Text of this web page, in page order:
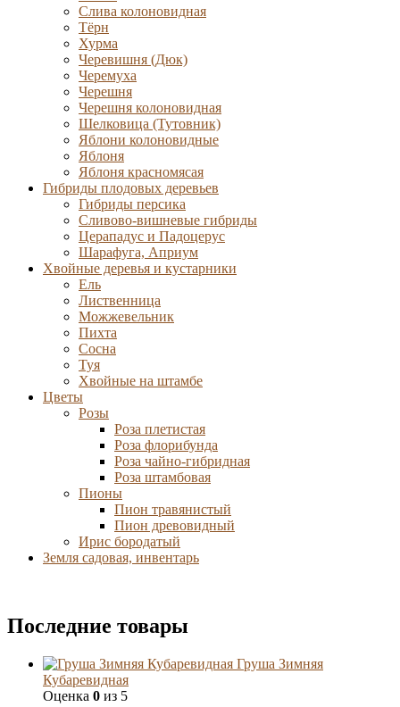
Слива колоновидная
Тёрн
Хурма
Черевишня (Дюк)
Черемуха
Черешня
Черешня колоновидная
Шелковица (Тутовник)
Яблони колоновидные
Яблоня
Яблоня красномясая
Гибриды плодовых деревьев
Гибриды персика
Сливово-вишневые гибриды
Церападус и Падоцерус
Шарафуга, Априум
Хвойные деревья и кустарники
Ель
Лиственница
Можжевельник
Пихта
Сосна
Туя
Хвойные на штамбе
Цветы
Розы
Роза плетистая
Роза флорибунда
Роза чайно-гибридная
Роза штамбовая
Пионы
Пион травянистый
Пион древовидный
Ирис бородатый
Земля садовая, инвентарь
Последние товары
Груша Зимняя
Кубаревидная
Оценка 0 из 5